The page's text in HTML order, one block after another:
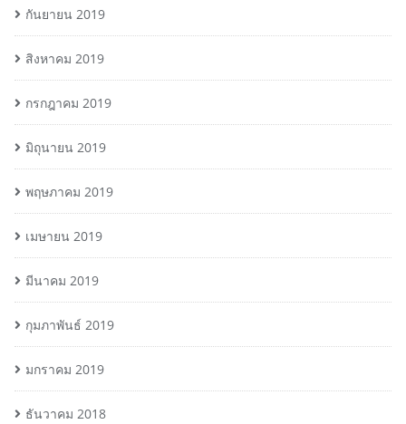
กันยายน 2019
สิงหาคม 2019
กรกฎาคม 2019
มิถุนายน 2019
พฤษภาคม 2019
เมษายน 2019
มีนาคม 2019
กุมภาพันธ์ 2019
มกราคม 2019
ธันวาคม 2018